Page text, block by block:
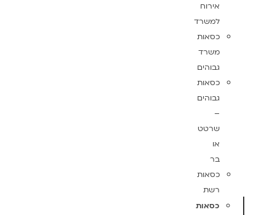
אירוח
למשרד
כסאות
משרד
גבוהים
כסאות
גבוהים
–
שרטט
או
בר
כסאות
רשת
כסאות